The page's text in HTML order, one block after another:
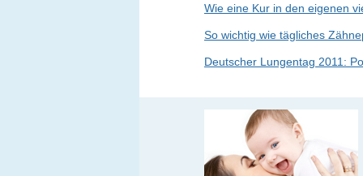
Wie eine Kur in den eigenen
So wichtig wie tägliches
Deutscher Lungentag 2011: